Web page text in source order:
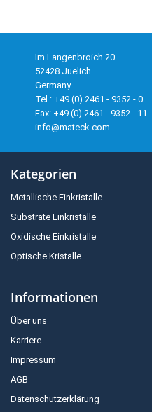
Im Langenbroich 20
52428 Juelich
Germany
Tel.: +49 (0) 2461 - 9352 - 0
Fax: +49 (0) 2461 - 9352 - 11
info@mateck.com
Kategorien
Metallische Einkristalle
Substrate Einkristalle
Oxidische Einkristalle
Optische Kristalle
Informationen
Über uns
Karriere
Impressum
AGB
Datenschutzerklärung